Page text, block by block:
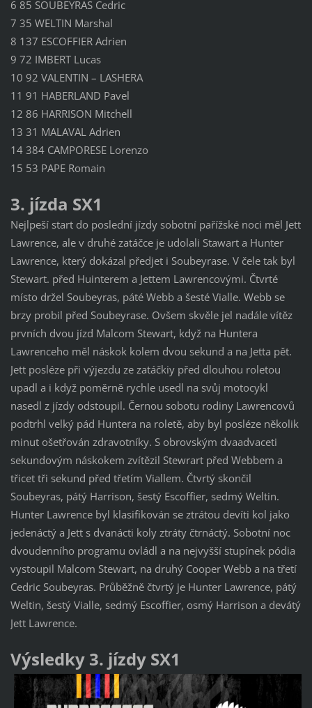
6 85 SOUBEYRAS Cedric
7 35 WELTIN Marshal
8 137 ESCOFFIER Adrien
9 72 IMBERT Lucas
10 92 VALENTIN – LASHERA
11 91 HABERLAND Pavel
12 86 HARRISON Mitchell
13 31 MALAVAL Adrien
14 384 CAMPORESE Lorenzo
15 53 PAPE Romain
3. jízda SX1
Nejlpeší start do poslední jízdy sobotní pařížské noci měl Jett
Lawrence, ale v druhé zatáčce je udolali Stawart a Hunter
Lawrence, který dokázal předjet i Soubeyrase. V čele tak byl
Stewart. před Huinterem a Jettem Lawrencovými. Čtvrté
místo držel Soubeyras, páté Webb a šesté Vialle. Webb se
brzy probil před Soubeyrase. Ovšem skvěle jel nadále vítěz
prvních dvou jízd Malcom Stewart, když na Huntera
Lawrenceho měl náskok kolem dvou sekund a na Jetta pět.
Jett posléze při výjezdu ze zatáčkiy před dlouhou roletou
upadl a i když poměrně rychle usedl na svůj motocykl
nasedl z jízdy odstoupil. Černou sobotu rodiny Lawrencovů
podtrhl velký pád Huntera na roletě, aby byl posléze několik
minut ošetřován zdravotníky. S obrovským dvaadvaceti
sekundovým náskokem zvítězil Stewrart před Webbem a
třicet tři sekund před třetím Viallem. Čtvrtý skončil
Soubeyras, pátý Harrison, šestý Escoffier, sedmý Weltin.
Hunter Lawrence byl klasifikován se ztrátou devíti kol jako
jedenáctý a Jett s dvanácti koly ztráty čtrnáctý. Sobotní noc
dvoudenního programu ovládl a na nejvyšší stupínek pódia
vystoupil Malcom Stewart, na druhý Cooper Webb a na třetí
Cedric Soubeyras. Průběžně čtvrtý je Hunter Lawrence, pátý
Weltin, šestý Vialle, sedmý Escoffier, osmý Harrison a devátý
Jett Lawrence.
Výsledky 3. jízdy SX1